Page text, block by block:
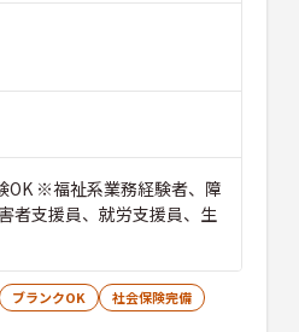
※福祉系業務経験者、障
者支援員、就労支援員、生
ブランクOK
社会保険完備